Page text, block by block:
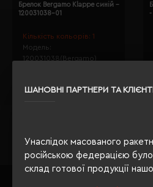
ШАНОВНІ ПАРТНЕРИ ТА
Унаслідок масованого
російською федерацією
склад готової продукції
Кількість кольорів: 1
Модель:
120031038(Bergamo)
Брелок Bergamo Klappe синій -
120031038-01
-